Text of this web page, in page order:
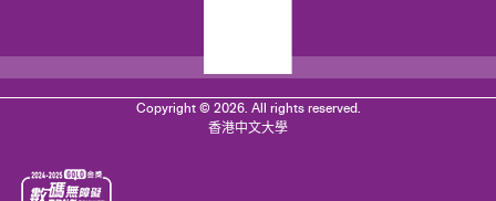
Copyright © 2026. All rights reserved.
香港中文大學